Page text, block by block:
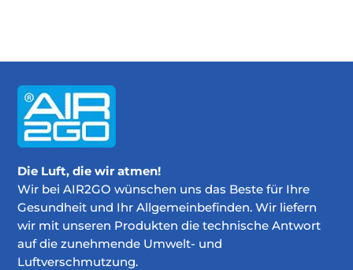
Die Luft, die wir atmen!
Wir bei AIR2GO wünschen uns das Beste für Ihre
Gesundheit und Ihr Allgemeinbefinden. Wir liefern
wir mit unseren Produkten die technische Antwort
auf die zunehmende Umwelt- und
Luftverschmutzung.